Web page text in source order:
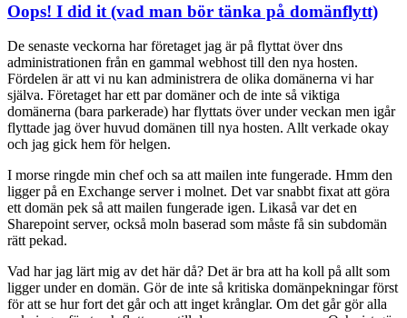
Oops! I did it (vad man bör tänka på domänflytt)
De senaste veckorna har företaget jag är på flyttat över dns
administrationen från en gammal webhost till den nya hosten.
Fördelen är att vi nu kan administrera de olika domänerna vi har
själva. Företaget har ett par domäner och de inte så viktiga
domänerna (bara parkerade) har flyttats över under veckan men igår
flyttade jag över huvud domänen till nya hosten. Allt verkade okay
och jag gick hem för helgen.
I morse ringde min chef och sa att mailen inte fungerade. Hmm den
ligger på en Exchange server i molnet. Det var snabbt fixat att göra
ett domän pek så att mailen fungerade igen. Likaså var det en
Sharepoint server, också moln baserad som måste få sin subdomän
rätt pekad.
Vad har jag lärt mig av det här då? Det är bra att ha koll på allt som
ligger under en domän. Gör de inte så kritiska domänpekningar först
för att se hur fort det går och att inget krånglar. Om det går gör alla